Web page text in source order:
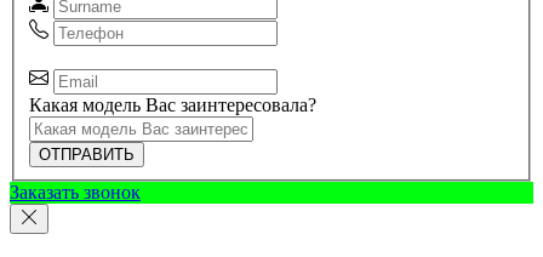
Какая модель Вас заинтересовала?
ОТПРАВИТЬ
Заказать звонок